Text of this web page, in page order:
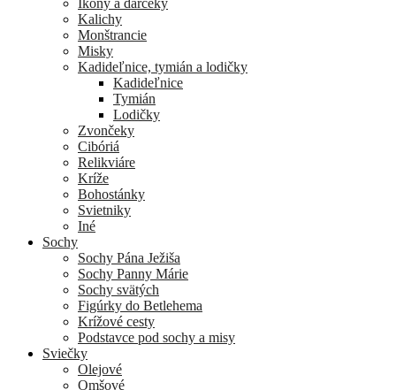
Ikony a darčeky
Kalichy
Monštrancie
Misky
Kadideľnice, tymián a lodičky
Kadideľnice
Tymián
Lodičky
Zvončeky
Cibóriá
Relikviáre
Kríže
Bohostánky
Svietniky
Iné
Sochy
Sochy Pána Ježiša
Sochy Panny Márie
Sochy svätých
Figúrky do Betlehema
Krížové cesty
Podstavce pod sochy a misy
Sviečky
Olejové
Omšové